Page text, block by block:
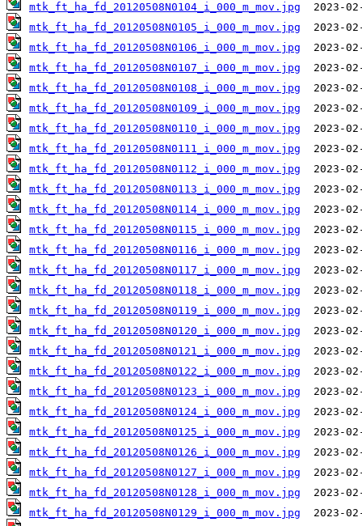
mtk_ft_ha_fd_20120508N0104_i_000_m_mov.jpg
mtk_ft_ha_fd_20120508N0105_i_000_m_mov.jpg
mtk_ft_ha_fd_20120508N0106_i_000_m_mov.jpg
mtk_ft_ha_fd_20120508N0107_i_000_m_mov.jpg
mtk_ft_ha_fd_20120508N0108_i_000_m_mov.jpg
mtk_ft_ha_fd_20120508N0109_i_000_m_mov.jpg
mtk_ft_ha_fd_20120508N0110_i_000_m_mov.jpg
mtk_ft_ha_fd_20120508N0111_i_000_m_mov.jpg
mtk_ft_ha_fd_20120508N0112_i_000_m_mov.jpg
mtk_ft_ha_fd_20120508N0113_i_000_m_mov.jpg
mtk_ft_ha_fd_20120508N0114_i_000_m_mov.jpg
mtk_ft_ha_fd_20120508N0115_i_000_m_mov.jpg
mtk_ft_ha_fd_20120508N0116_i_000_m_mov.jpg
mtk_ft_ha_fd_20120508N0117_i_000_m_mov.jpg
mtk_ft_ha_fd_20120508N0118_i_000_m_mov.jpg
mtk_ft_ha_fd_20120508N0119_i_000_m_mov.jpg
mtk_ft_ha_fd_20120508N0120_i_000_m_mov.jpg
mtk_ft_ha_fd_20120508N0121_i_000_m_mov.jpg
mtk_ft_ha_fd_20120508N0122_i_000_m_mov.jpg
mtk_ft_ha_fd_20120508N0123_i_000_m_mov.jpg
mtk_ft_ha_fd_20120508N0124_i_000_m_mov.jpg
mtk_ft_ha_fd_20120508N0125_i_000_m_mov.jpg
mtk_ft_ha_fd_20120508N0126_i_000_m_mov.jpg
mtk_ft_ha_fd_20120508N0127_i_000_m_mov.jpg
mtk_ft_ha_fd_20120508N0128_i_000_m_mov.jpg
mtk_ft_ha_fd_20120508N0129_i_000_m_mov.jpg